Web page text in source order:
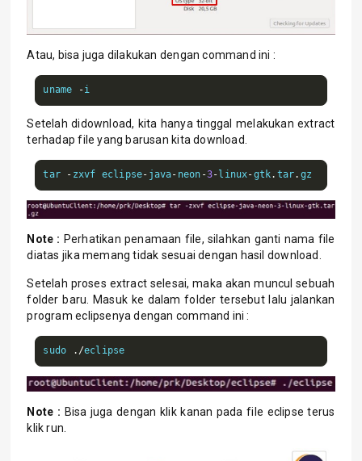
Atau, bisa juga dilakukan dengan command ini :
uname -i
Setelah didownload, kita hanya tinggal melakukan extract
terhadap file yang barusan kita download.
tar - zxvf eclipse- java- neon -3- linux-gtk. tar. gz
Note : Perhatikan penamaan file, silahkan ganti nama file
diatas jika memang tidak sesuai dengan hasil download.
Setelah proses extract selesai, maka akan muncul sebuah
folder baru. Masuk ke dalam folder tersebut lalu jalankan
program eclipsenya dengan command ini :
sudo ./eclipse
Note : Bisa juga dengan klik kanan pada file eclipse terus
klik run.